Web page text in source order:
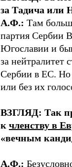
за Тадича или
А.Ф.: Там
партия Сербии
Югославии и
за нейтралитет
Сербии в ЕС. Но
или без их
ВЗГЛЯД: Так
к членству в
«вечным
А.Ф.: